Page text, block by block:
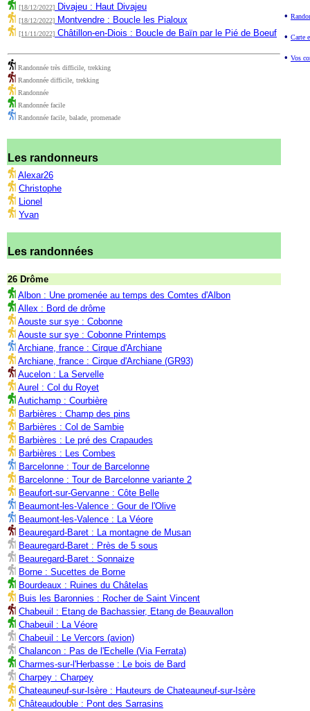
[18/12/2022] Divajeu : Haut Divajeu
[18/12/2022] Montvendre : Boucle les Pialoux
[11/11/2022] Châtillon-en-Diois : Boucle de Baïn par le Pié de Boeuf
Randonnée très difficile, trekking
Randonnée difficile, trekking
Randonnée
Randonnée facile
Randonnée facile, balade, promenade
Les randonneurs
Alexar26
Christophe
Lionel
Yvan
Les randonnées
26 Drôme
Albon : Une promenée au temps des Comtes d'Albon
Allex : Bord de drôme
Aouste sur sye : Cobonne
Aouste sur sye : Cobonne Printemps
Archiane, france : Cirque d'Archiane
Archiane, france : Cirque d'Archiane (GR93)
Aucelon : La Servelle
Aurel : Col du Royet
Autichamp : Courbière
Barbières : Champ des pins
Barbières : Col de Sambie
Barbières : Le pré des Crapaudes
Barbières : Les Combes
Barcelonne : Tour de Barcelonne
Barcelonne : Tour de Barcelonne variante 2
Beaufort-sur-Gervanne : Côte Belle
Beaumont-les-Valence : Gour de l'Olive
Beaumont-les-Valence : La Véore
Beauregard-Baret : La montagne de Musan
Beauregard-Baret : Près de 5 sous
Beauregard-Baret : Sonnaize
Borne : Sucettes de Borne
Bourdeaux : Ruines du Châtelas
Buis les Baronnies : Rocher de Saint Vincent
Chabeuil : Etang de Bachassier, Etang de Beauvallon
Chabeuil : La Véore
Chabeuil : Le Vercors (avion)
Chalancon : Pas de l'Echelle (Via Ferrata)
Charmes-sur-l'Herbasse : Le bois de Bard
Charpey : Charpey
Chateauneuf-sur-Isère : Hauteurs de Chateauneuf-sur-Isère
Châteaudouble : Pont des Sarrasins
•
• Carte
• Vos